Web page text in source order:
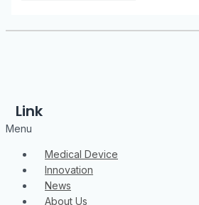
Link
Menu
Medical Device
Innovation
News
About Us